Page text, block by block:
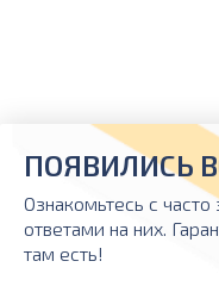
ПОЯВИЛИСЬ
Ознакомьтесь с
ответами на них.
там есть!